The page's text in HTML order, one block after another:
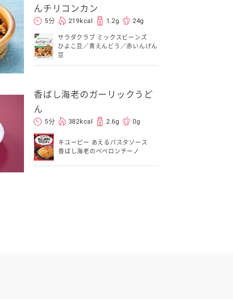
んチリコンカン
5分 219kcal 1.2g 24g
サラダクラブ ミックスビーンズ
ひよこ豆／青えんどう／赤いんげん
豆
香ばし海老のガーリックうど
ん
5分 382kcal 2.6g 0g
キユーピー あえるパスタソース
香ばし海老のペペロンチーノ